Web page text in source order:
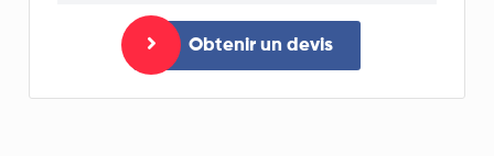
Obtenir un devis